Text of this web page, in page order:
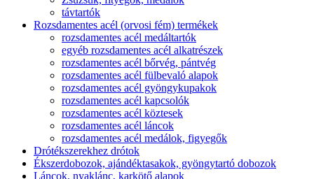
távtartók
Rozsdamentes acél (orvosi fém) termékek
rozsdamentes acél medáltartók
egyéb rozsdamentes acél alkatrészek
rozsdamentes acél bőrvég, pántvég
rozsdamentes acél fülbevaló alapok
rozsdamentes acél gyöngykupakok
rozsdamentes acél kapcsolók
rozsdamentes acél köztesek
rozsdamentes acél láncok
rozsdamentes acél medálok, figyegők
Drótékszerekhez drótok
Ékszerdobozok, ajándéktasakok, gyöngytartó dobozok
Láncok, nyaklánc, karkötő alapok